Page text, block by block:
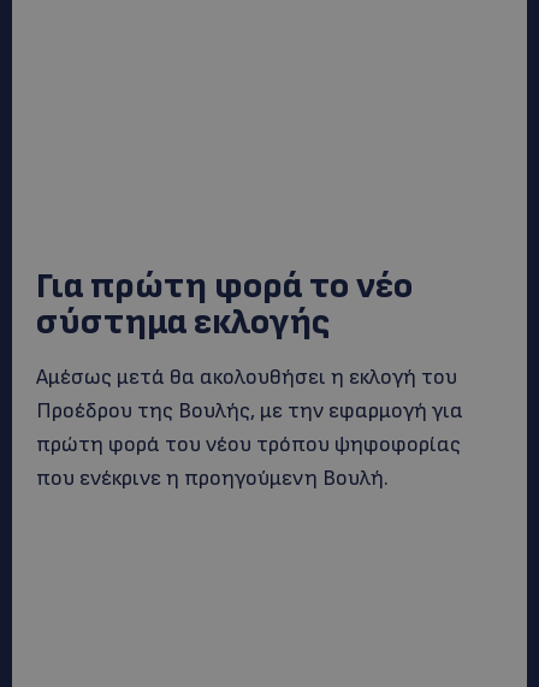
Για πρώτη φορά το νέο
σύστημα εκλογής
Αμέσως μετά θα ακολουθήσει η εκλογή του
Προέδρου της Βουλής, με την εφαρμογή για
πρώτη φορά του νέου τρόπου ψηφοφορίας
που ενέκρινε η προηγούμενη Βουλή.